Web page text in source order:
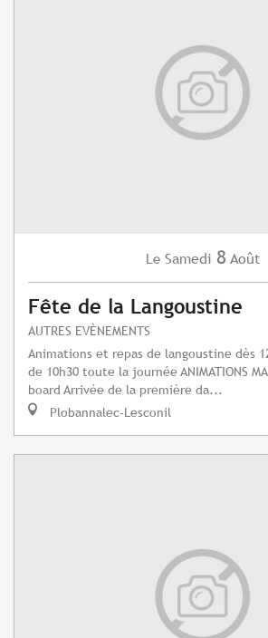
Le Samedi 8 Août
Fête de la Langoustine
AUTRES EVÈNEMENTS
Animations et repas de langoustine dès
de 10h30 toute la journée ANIMATIONS
board Arrivée de la première da...
Plobannalec-Lesconil